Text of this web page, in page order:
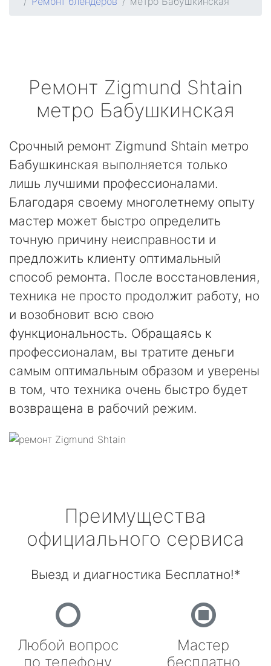
Ремонт Zigmund Shtain
метро Бабушкинская
Срочный ремонт Zigmund Shtain метро
Бабушкинская выполняется только
лишь лучшими профессионалами.
Благодаря своему многолетнему опыту
мастер может быстро определить
точную причину неисправности и
предложить клиенту оптимальный
способ ремонта. После восстановления,
техника не просто продолжит работу, но
и возобновит всю свою
функциональность. Обращаясь к
профессионалам, вы тратите деньги
самым оптимальным образом и уверены
в том, что техника очень быстро будет
возвращена в рабочий режим.
Преимущества
официального сервиса
Выезд и диагностика Бесплатно!*
Любой вопрос
по телефону
Мастер
бесплатно